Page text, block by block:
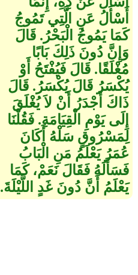
أَسْأَلُ عَنِ الَّتِي تَمُوجُ
كَمَا يَمُوجُ الْبَحْرُ‏.‏ قَالَ
وَإِنَّ دُونَ ذَلِكَ بَابًا
مُغْلَقًا‏.‏ قَالَ فَيُفْتَحُ أَوْ
يُكْسَرُ قَالَ يُكْسَرُ‏.‏ قَالَ
ذَاكَ أَجْدَرُ أَنْ لاَ يُغْلَقَ
إِلَى يَوْمِ الْقِيَامَةِ‏.‏ فَقُلْنَا
لِمَسْرُوقٍ سَلْهُ أَكَانَ
عُمَرُ يَعْلَمُ مَنِ الْبَابُ
فَسَأَلَهُ فَقَالَ نَعَمْ، كَمَا
يَعْلَمُ أَنَّ دُونَ غَدٍ اللَّيْلَةَ‏.‏